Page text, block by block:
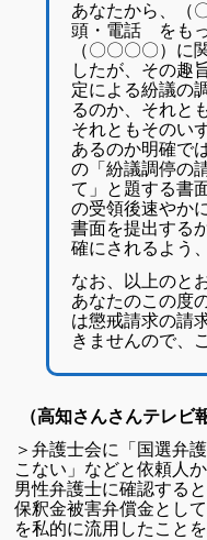
あなたから、（
頭・電話 をも
（〇〇〇〇）に
したが、その趣
定による紛議の
るのか、それと
それともそのい
あるのか明確で
の「紛議調停の
て」と題する書
の受領後速やか
書面を提出する
確にされるよう
なお、以上のと
あなたのこの度
は懲戒請求の請
きませんので、
（高知さんさんテレビ
＞弁護士会に「国選弁
こない」などと依頼人
男性弁護士に確認する
保釈金被害弁償金とし
を私的に流用したこと